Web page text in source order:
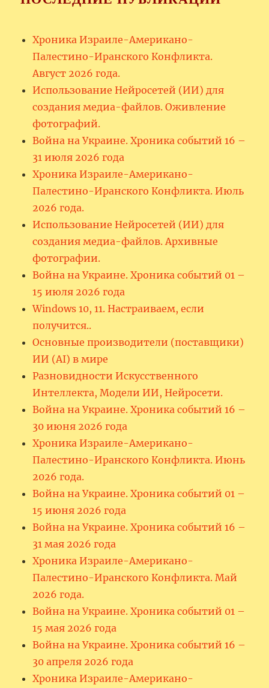
Хроника Израиле-Американо-
Палестино-Иранского Конфликта.
Август 2026 года.
Использование Нейросетей (ИИ) для
создания медиа-файлов. Оживление
фотографий.
Война на Украине. Хроника событий 16 –
31 июля 2026 года
Хроника Израиле-Американо-
Палестино-Иранского Конфликта. Июль
2026 года.
Использование Нейросетей (ИИ) для
создания медиа-файлов. Архивные
фотографии.
Война на Украине. Хроника событий 01 –
15 июля 2026 года
Windows 10, 11. Настраиваем, если
получится..
Основные производители (поставщики)
ИИ (AI) в мире
Разновидности Искусственного
Интеллекта, Модели ИИ, Нейросети.
Война на Украине. Хроника событий 16 –
30 июня 2026 года
Хроника Израиле-Американо-
Палестино-Иранского Конфликта. Июнь
2026 года.
Война на Украине. Хроника событий 01 –
15 июня 2026 года
Война на Украине. Хроника событий 16 –
31 мая 2026 года
Хроника Израиле-Американо-
Палестино-Иранского Конфликта. Май
2026 года.
Война на Украине. Хроника событий 01 –
15 мая 2026 года
Война на Украине. Хроника событий 16 –
30 апреля 2026 года
Хроника Израиле-Американо-